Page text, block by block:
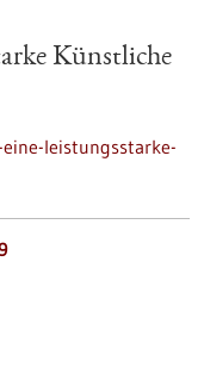
Künstliche
leistungsstarke-